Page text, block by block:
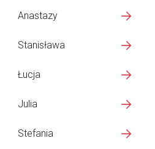
Anastazy
Stanisława
Łucja
Julia
Stefania